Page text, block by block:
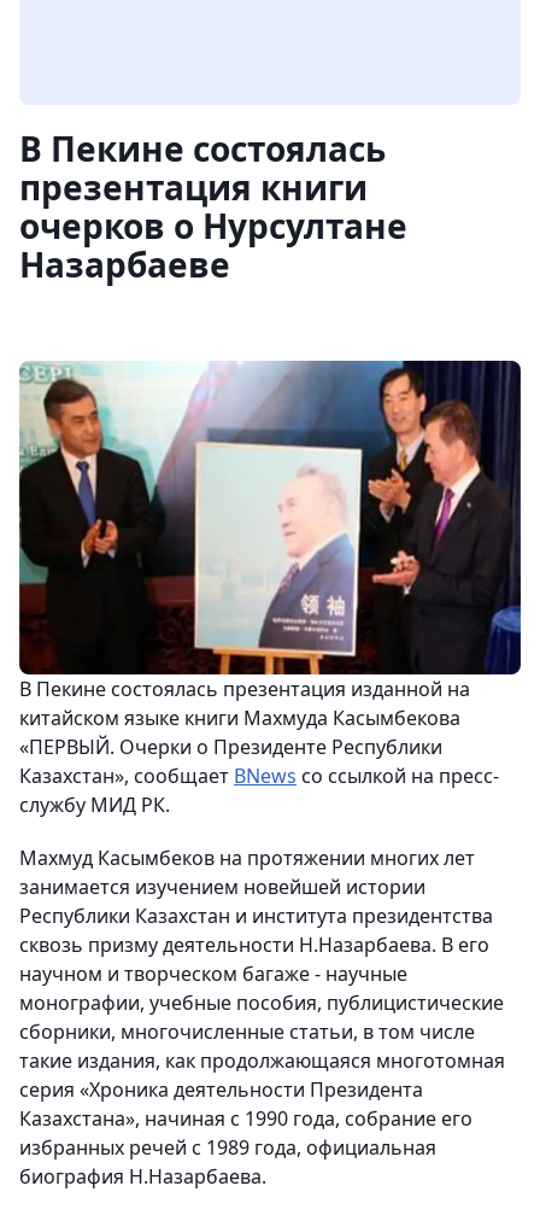
В Пекине состоялась
презентация книги
очерков о Нурсултане
Назарбаеве
В Пекине состоялась презентация изданной на
китайском языке книги Махмуда Касымбекова
«ПЕРВЫЙ. Очерки о Президенте Республики
Казахстан», сообщает BNews со ссылкой на пресс-
службу МИД РК.
Махмуд Касымбеков на протяжении многих лет
занимается изучением новейшей истории
Республики Казахстан и института президентства
сквозь призму деятельности Н.Назарбаева. В его
научном и творческом багаже - научные
монографии, учебные пособия, публицистические
сборники, многочисленные статьи, в том числе
такие издания, как продолжающаяся многотомная
серия «Хроника деятельности Президента
Казахстана», начиная с 1990 года, собрание его
избранных речей с 1989 года, официальная
биография Н.Назарбаева.